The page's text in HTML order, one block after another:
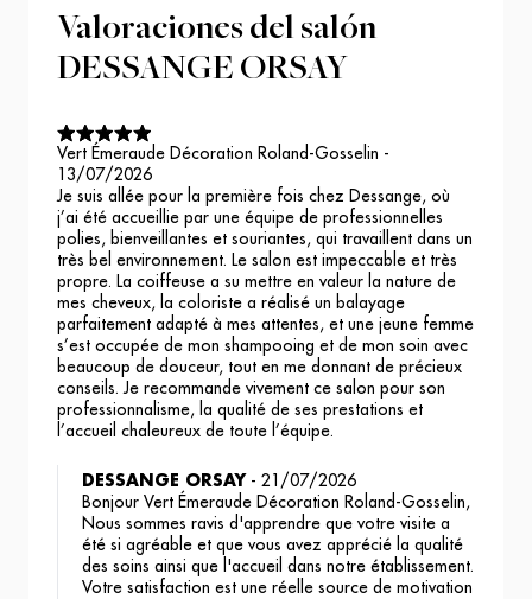
Valoraciones del salón
DESSANGE ORSAY
Vert Émeraude Décoration Roland-Gosselin -
13/07/2026
Je suis allée pour la première fois chez Dessange, où
j’ai été accueillie par une équipe de professionnelles
polies, bienveillantes et souriantes, qui travaillent dans un
très bel environnement. Le salon est impeccable et très
propre. La coiffeuse a su mettre en valeur la nature de
mes cheveux, la coloriste a réalisé un balayage
parfaitement adapté à mes attentes, et une jeune femme
s’est occupée de mon shampooing et de mon soin avec
beaucoup de douceur, tout en me donnant de précieux
conseils. Je recommande vivement ce salon pour son
professionnalisme, la qualité de ses prestations et
l’accueil chaleureux de toute l’équipe.
DESSANGE ORSAY - 21/07/2026
Bonjour Vert Émeraude Décoration Roland-Gosselin,
Nous sommes ravis d'apprendre que votre visite a
été si agréable et que vous avez apprécié la qualité
des soins ainsi que l'accueil dans notre établissement.
Votre satisfaction est une réelle source de motivation